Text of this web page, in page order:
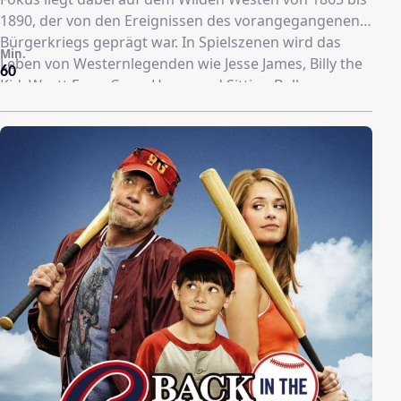
1890, der von den Ereignissen des vorangegangenen
Bürgerkriegs geprägt war. In Spielszenen wird das
Leben von Westernlegenden wie Jesse James, Billy the
Kid, Wyatt Earp, Crazy Horse und Sitting Bull
reanimiert. Ergänzt wird die Dokumentation durch
Interviews mit Schauspielern aus Western-Filmen wie
Robert Redford, James Caan, Burt Reynolds, Tom
Selleck, Kiefer Sutherland, Mark Harmon und Ed
60
Min.